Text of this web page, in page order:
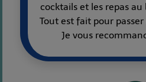
cocktails et les repas au
Tout est fait pour
Je vous